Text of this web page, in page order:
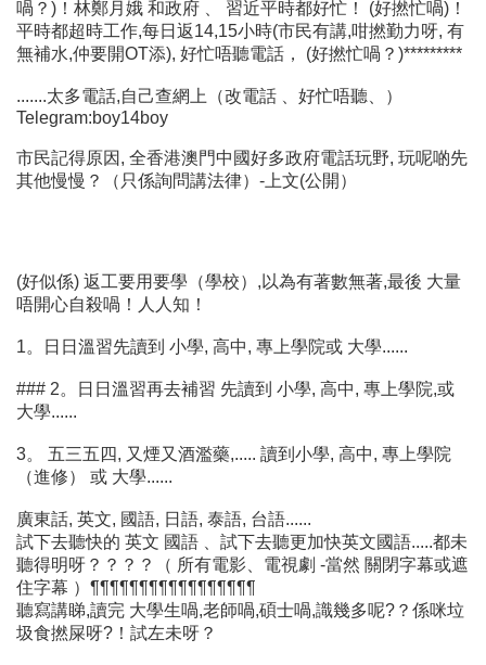
喎？)！林鄭月娥 和政府 、 習近平時都好忙！ (好撚忙喎)！
平時都超時工作,每日返14,15小時(市民有講,咁撚勤力呀, 有
無補水,仲要開OT添), 好忙唔聽電話， (好撚忙喎？)*********
.......太多電話,自己查網上（改電話 、好忙唔聽、）
Telegram:boy14boy
市民記得原因, 全香港澳門中國好多政府電話玩野, 玩呢啲先
其他慢慢？（只係詢問講法律）-上文(公開）
(好似係) 返工要用要學（學校）,以為有著數無著,最後 大量
唔開心自殺喎！人人知！
1。日日溫習先讀到 小學, 高中, 專上學院或 大學......
### 2。日日溫習再去補習 先讀到 小學, 高中, 專上學院,或
大學......
3。 五三五四, 又煙又酒濫藥,..... 讀到小學, 高中, 專上學院
（進修） 或 大學......
廣東話, 英文, 國語, 日語, 泰語, 台語......
試下去聽快的 英文 國語 、試下去聽更加快英文國語.....都未
聽得明呀？？？？（ 所有電影、電視劇 -當然 關閉字幕或遮
住字幕 ）¶¶¶¶¶¶¶¶¶¶¶¶¶¶¶¶¶
聽寫講睇,讀完 大學生喎,老師喎,碩士喎,識幾多呢?？係咪垃
圾食撚屎呀?！試左未呀？